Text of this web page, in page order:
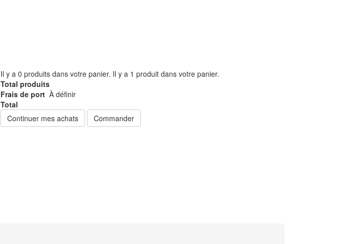
Il y a 0 produits dans votre panier. Il y a 1 produit dans votre panier.
Total produits
Frais de port À définir
Total
Continuer mes achats
Commander